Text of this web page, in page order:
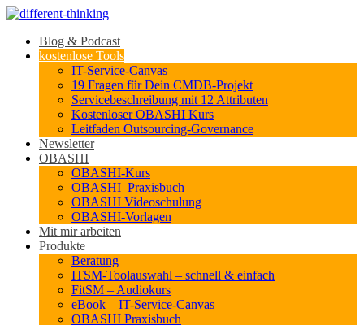
Blog & Podcast
kostenlose Tools
IT-Service-Canvas
19 Fragen für Dein CMDB-Projekt
Servicebeschreibung mit 12 Attributen
Kostenloser OBASHI Kurs
Leitfaden Outsourcing-Governance
Newsletter
OBASHI
OBASHI-Kurs
OBASHI–Praxisbuch
OBASHI Videoschulung
OBASHI-Vorlagen
Mit mir arbeiten
Produkte
Beratung
ITSM-Toolauswahl – schnell & einfach
FitSM – Audiokurs
eBook – IT-Service-Canvas
OBASHI Praxisbuch